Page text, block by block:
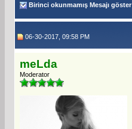
Birinci okunmamış Mesajı göster
06-30-2017, 09:58 PM
meLda
Moderator